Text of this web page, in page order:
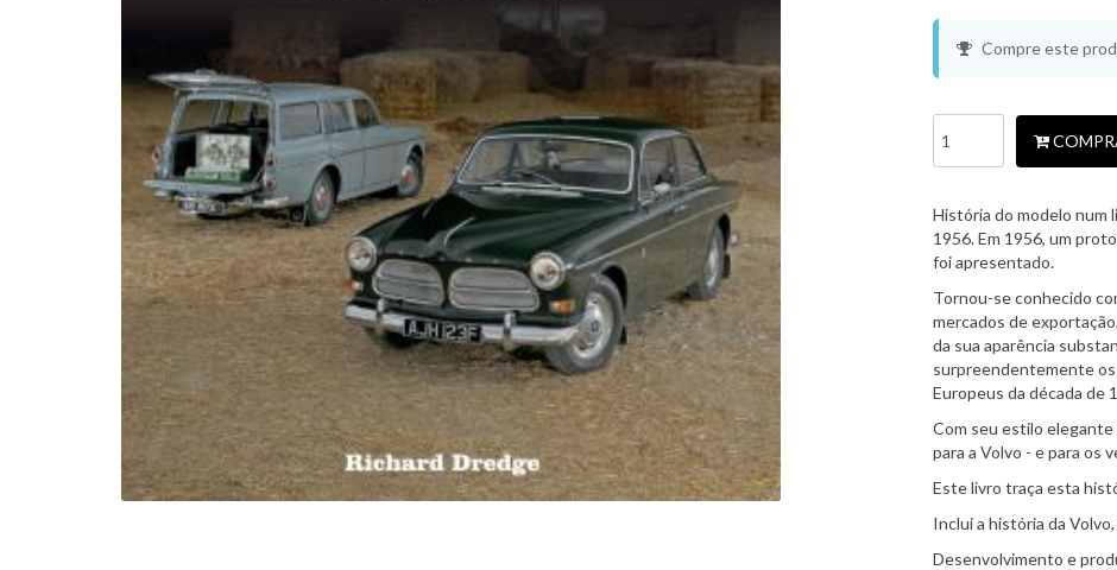
Compre este
História do modelo num
1956. Em 1956, um
foi apresentado.
Tornou-se conhecido
mercados de
da sua aparência
surpreendentemente
Europeus da década de
Com seu estilo elegante
para a Volvo - e para os
Este livro traça esta
Inclui a história da
Desenvolvimento e